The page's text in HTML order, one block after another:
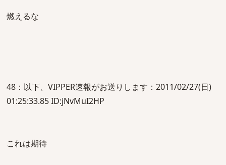
燃えるな
48：以下、VIPPER速報がお送りします：2011/02/27(日)
01:25:33.85 ID:jNvMuI2HP
これは期待